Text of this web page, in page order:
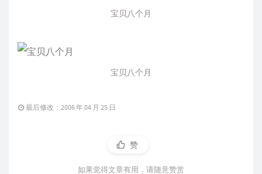
宝贝八个月
宝贝八个月
最后修改：2006 年 04 月 25 日
赞
如果觉得文章有用，请随意赞赏